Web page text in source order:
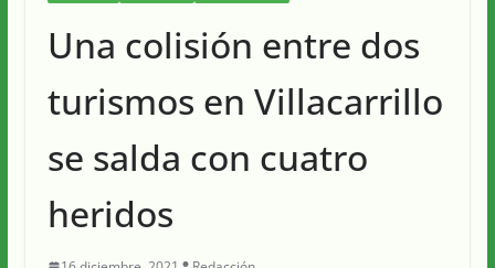
Una colisión entre dos
turismos en Villacarrillo
se salda con cuatro
heridos